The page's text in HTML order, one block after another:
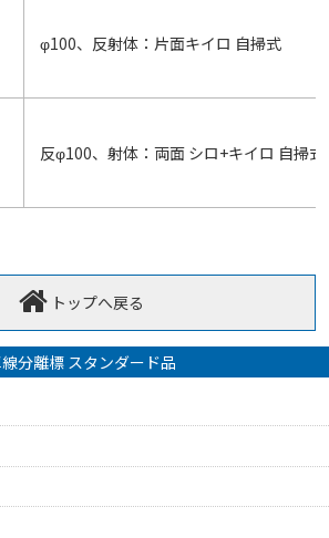
φ100、反射体：片面キイロ 自掃式
反φ100、射体：両面 シロ+キイロ 自掃式
トップへ戻る
分離標 スタンダード品